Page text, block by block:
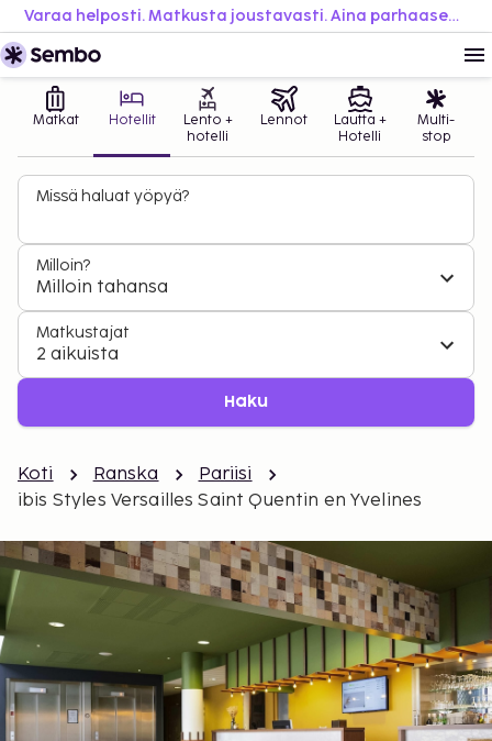
Varaa helposti. Matkusta joustavasti. Aina parhaaseen hintaan.
Matkat Hotellit
Lento +
hotelli
Lennot
Lautta +
Hotelli
Multi-
stop
Missä haluat yöpyä?
Milloin?
Milloin tahansa
Matkustajat
2 aikuista
Haku
Koti Ranska
Pariisi
ibis Styles Versailles Saint Quentin en Yvelines